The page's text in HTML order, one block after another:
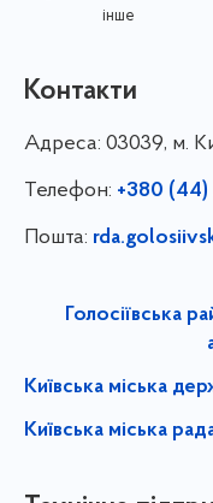
інше
Контакти
Адреса: 03039, м.
Телефон: +380 (44)
Пошта:
Голосіївська
Київська міська
Київська міська